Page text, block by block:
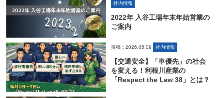
社内情報
2022年 入谷工場年末年始営業の
ご案内
投稿：2026.05.09 社内情報
【交通安全】「車優先」の社会
を変える！利根川産業の
「Respect the Law 38」とは？